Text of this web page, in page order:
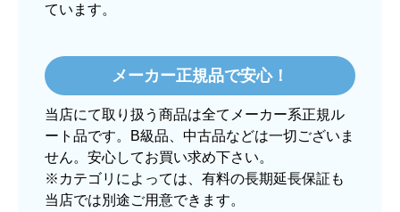
2025年12月24日 21:44
欲しい商品をスムーズに注文できましたか？
はい
ショップからの連絡や対応は適切でしたか？
はい
予定の期日までに商品が届きましたか？
ています。
メーカー正規品で安心！
当店にて取り扱う商品は全てメーカー系正規ル
ート品です。B級品、中古品などは一切ございま
せん。安心してお買い求め下さい。
※カテゴリによっては、有料の長期延長保証も
当店では別途ご用意できます。